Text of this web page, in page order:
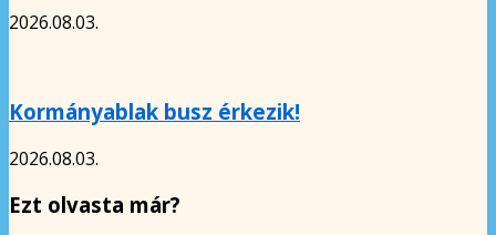
2026.08.03.
Kormányablak busz érkezik!
2026.08.03.
Ezt olvasta már?